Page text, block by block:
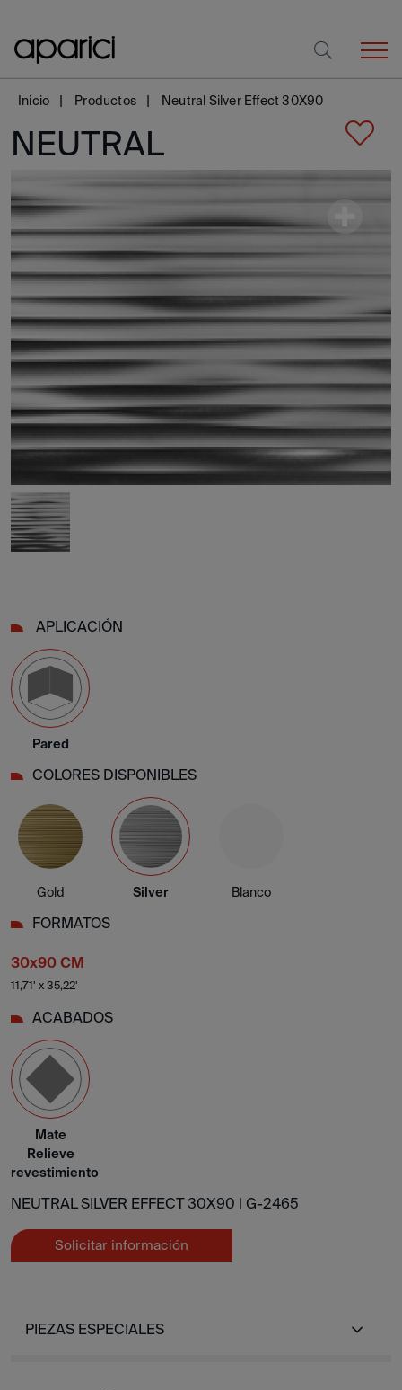
Inicio Productos Neutral Silver Effect 30X90
NEUTRAL
APLICACIÓN
Pared
COLORES DISPONIBLES
Gold Silver Blanco
FORMATOS
30x90 CM
11,71' x 35,22'
ACABADOS
Mate
Relieve
revestimiento
NEUTRAL SILVER EFFECT 30X90 | G-2465
Solicitar información
PIEZAS ESPECIALES